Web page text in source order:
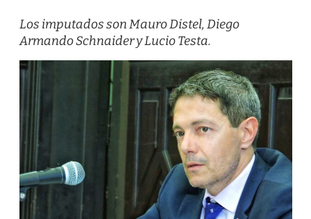
Los imputados son Mauro Distel, Diego
Armando Schnaider y Lucio Testa.